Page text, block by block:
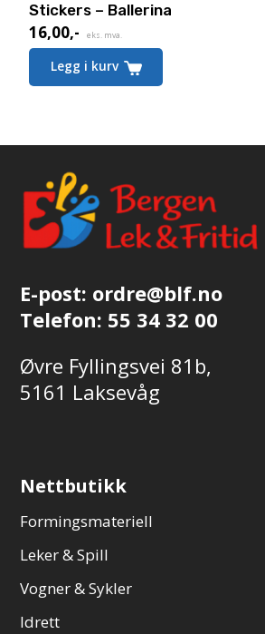
Stickers – Ballerina
16,00,- eks. mva.
Legg i kurv
E-post: ordre@blf.no
Telefon: 55 34 32 00
Øvre Fyllingsvei 81b,
5161 Laksevåg
Nettbutikk
Formingsmateriell
Leker & Spill
Vogner & Sykler
Idrett